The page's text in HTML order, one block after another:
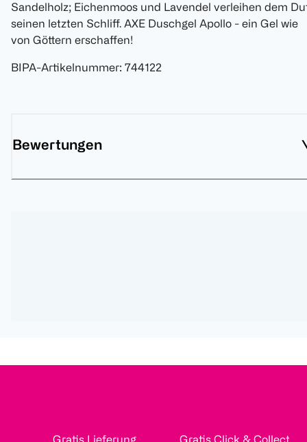
Sandelholz; Eichenmoos und Lavendel verleihen dem
seinen letzten Schliff. AXE Duschgel Apollo - ein Gel wie
von Göttern erschaffen!
BIPA-Artikelnummer: 744122
Bewertungen